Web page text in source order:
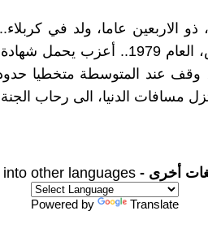
شهيدا بوجه ناصع البياض، العام
وقف عند المتوسطة متخطيا حدود
مسافات الدنيا، الى رحاب
أخرى - other languages
Powered by Translate